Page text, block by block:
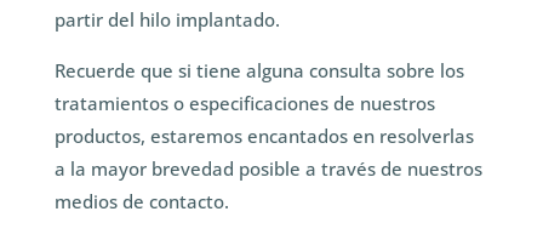
partir del hilo implantado.
Recuerde que si tiene alguna consulta sobre los
tratamientos o especificaciones de nuestros
productos, estaremos encantados en resolverlas
a la mayor brevedad posible a través de nuestros
medios de contacto.